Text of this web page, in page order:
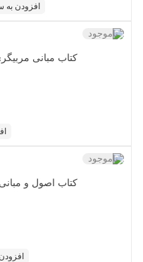
افزودن به سبد
کتاب مبانی مربیگری
ناموجود
کتاب اصول و مبانی
ناموجود
افزودن